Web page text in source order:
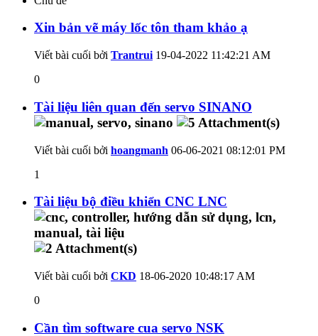
Xin bản vẽ máy lốc tôn tham khảo ạ
Viết bài cuối bởi Trantrui 19-04-2022 11:42:21 AM
0
Tài liệu liên quan đến servo SINANO
Viết bài cuối bởi hoangmanh 06-06-2021 08:12:01 PM
1
Tài liệu bộ điều khiển CNC LNC
Viết bài cuối bởi CKD 18-06-2020 10:48:17 AM
0
Cần tìm software cua servo NSK